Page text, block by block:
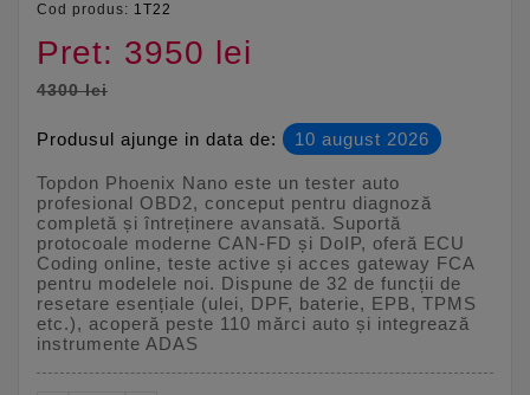
Cod produs: 1T22
Pret: 3950 lei
4300 lei
Produsul ajunge in data de: 10 august 2026
Topdon Phoenix Nano este un tester auto
profesional OBD2, conceput pentru diagnoză
completă și întreținere avansată. Suportă
protocoale moderne CAN-FD și DoIP, oferă ECU
Coding online, teste active și acces gateway FCA
pentru modelele noi. Dispune de 32 de funcții de
resetare esențiale (ulei, DPF, baterie, EPB, TPMS
etc.), acoperă peste 110 mărci auto și integrează
instrumente ADAS